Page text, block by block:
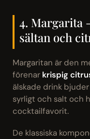
4. Margarita
sältan och
Margaritan är den
förenar krispig
älskade drink
syrligt och salt och
cocktailfavorit.
De klassiska